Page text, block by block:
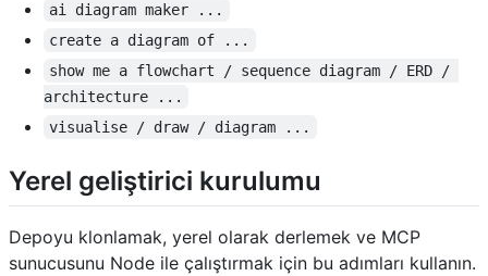
ai diagram maker ...
create a diagram of ...
show me a flowchart / sequence diagram / ERD /
architecture ...
visualise / draw / diagram ...
Yerel geliştirici kurulumu
Depoyu klonlamak, yerel olarak derlemek ve MCP
sunucusunu Node ile çalıştırmak için bu adımları kullanın.